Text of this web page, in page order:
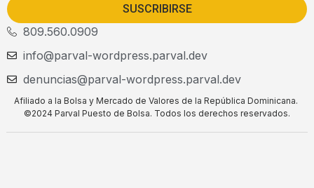
SUSCRIBIRSE
809.560.0909
info@parval-wordpress.parval.dev
denuncias@parval-wordpress.parval.dev
Afiliado a la Bolsa y Mercado de Valores de la República Dominicana.
©2024 Parval Puesto de Bolsa. Todos los derechos reservados.